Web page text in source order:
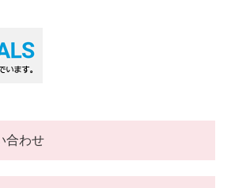
合わせ